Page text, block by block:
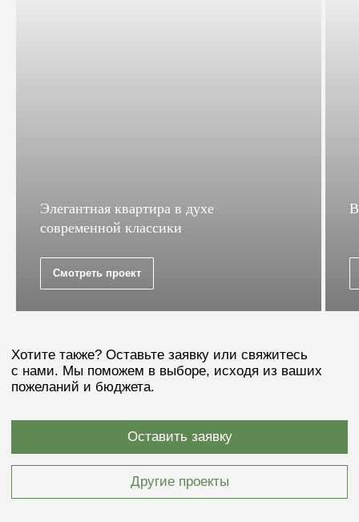
Элегантная квартира в духе
современной классики
Смотреть проект
+7
Я согласен(-на) сполитикой конфиденциальности